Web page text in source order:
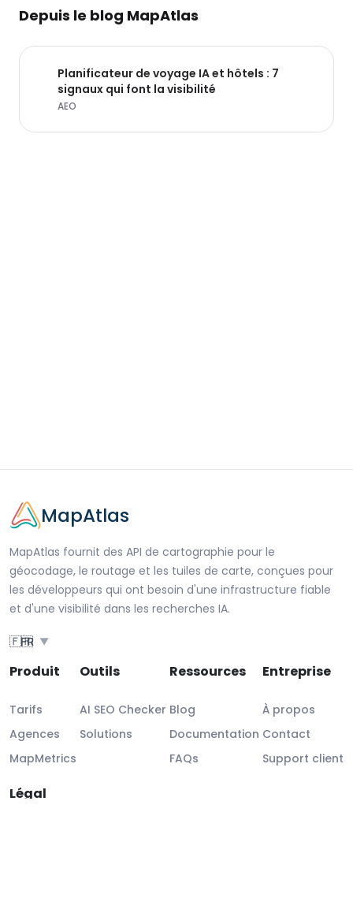
Depuis le blog MapAtlas
Planificateur de voyage IA et hôtels : 7
signaux qui font la visibilité
AEO
MapAtlas
MapAtlas fournit des API de cartographie pour le
géocodage, le routage et les tuiles de carte, conçues pour
les développeurs qui ont besoin d'une infrastructure fiable
et d'une visibilité dans les recherches IA.
🇫🇷
FR ▼
Produit
Tarifs
Agences
MapMetrics
Outils
AI SEO Checker
Solutions
Ressources
Blog
Documentation
FAQs
Entreprise
À propos
Contact
Support client
Légal